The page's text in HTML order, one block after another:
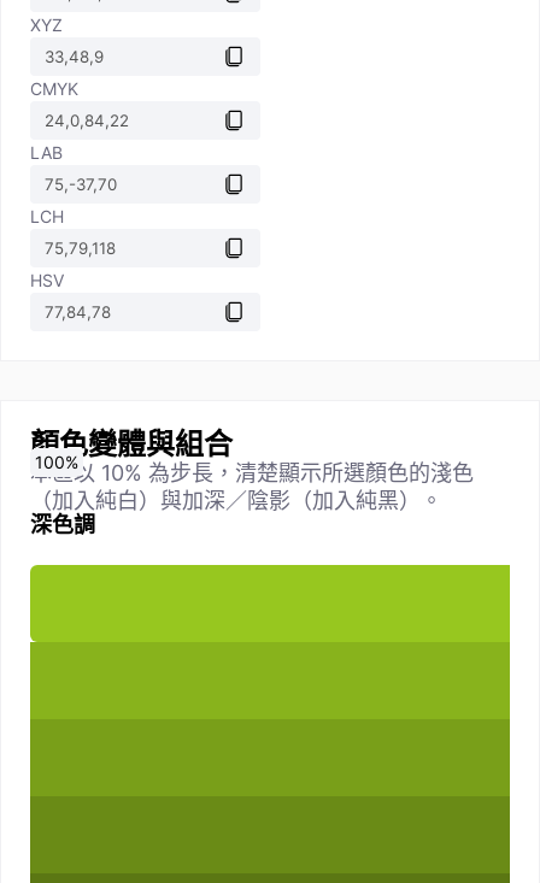
XYZ
CMYK
LAB
LCH
HSV
顏色變體與組合
本區以 10% 為步長，清楚顯示所選顏色的淺色
（加入純白）與加深／陰影（加入純黑）。
深色調
0%
10%
20%
30%
40%
50%
60%
70%
80%
90%
100%